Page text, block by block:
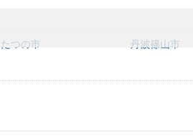
たつの市 丹波篠山市